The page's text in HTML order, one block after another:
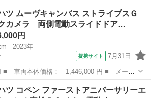
名： ムーヴ ■ グレード名： Ｌ 車検２
純正オーディオ ＦＭ ＡＭ ＣＤ ＵＳ
ヴ
ツ ムーヴキャンバス ストライプスＧ
カメラ 両側電動スライドドア…
円
2023年
提携サイト 7月31日
名： ムーヴキャンバス ■ グレード
ックカメラ 両側電動スライドドア クリ
ハツ
ツ コペン ファーストアニバーサリーエ